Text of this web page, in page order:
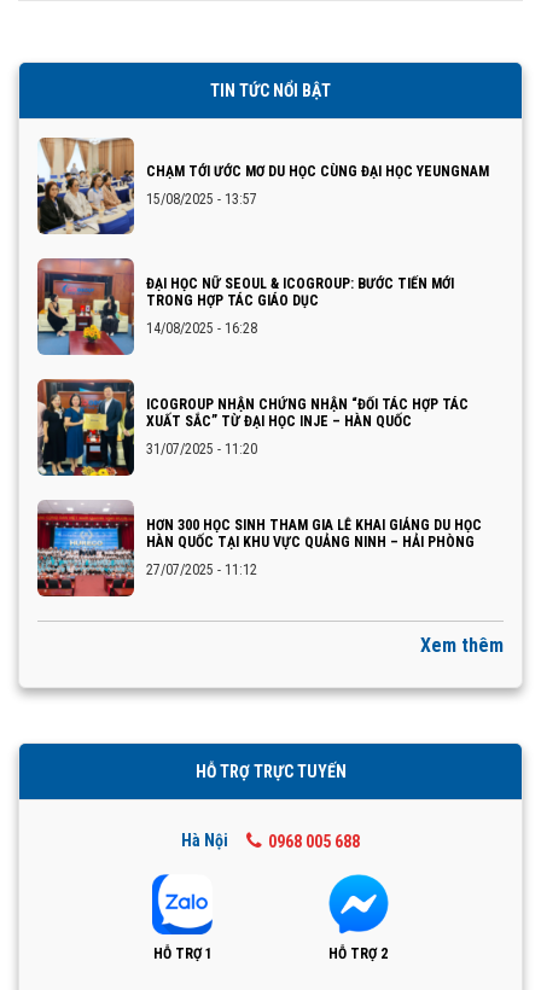
TIN TỨC NỔI BẬT
CHẠM TỚI ƯỚC MƠ DU HỌC CÙNG ĐẠI HỌC YEUNGNAM
15/08/2025 - 13:57
ĐẠI HỌC NỮ SEOUL & ICOGROUP: BƯỚC TIẾN MỚI
TRONG HỢP TÁC GIÁO DỤC
14/08/2025 - 16:28
ICOGROUP NHẬN CHỨNG NHẬN “ĐỐI TÁC HỢP TÁC
XUẤT SẮC” TỪ ĐẠI HỌC INJE – HÀN QUỐC
31/07/2025 - 11:20
HƠN 300 HỌC SINH THAM GIA LỄ KHAI GIẢNG DU HỌC
HÀN QUỐC TẠI KHU VỰC QUẢNG NINH – HẢI PHÒNG
27/07/2025 - 11:12
Xem thêm
HỖ TRỢ TRỰC TUYẾN
Hà Nội 0968 005 688
HỖ TRỢ 1 HỖ TRỢ 2